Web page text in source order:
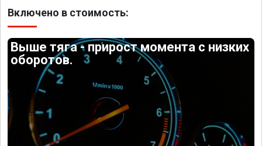
Включено в стоимость:
Выше тяга - прирост момента с низких
оборотов.